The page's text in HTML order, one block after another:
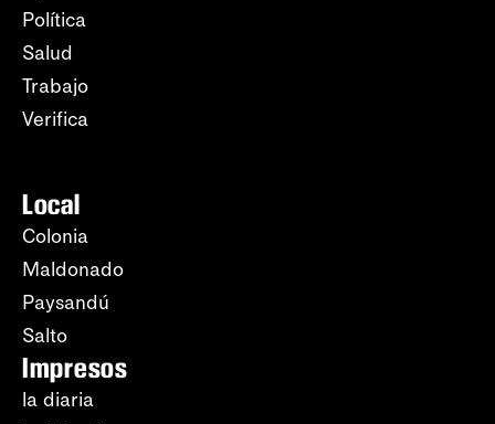
Política
Salud
Trabajo
Verifica
Local
Colonia
Maldonado
Paysandú
Salto
Impresos
la diaria